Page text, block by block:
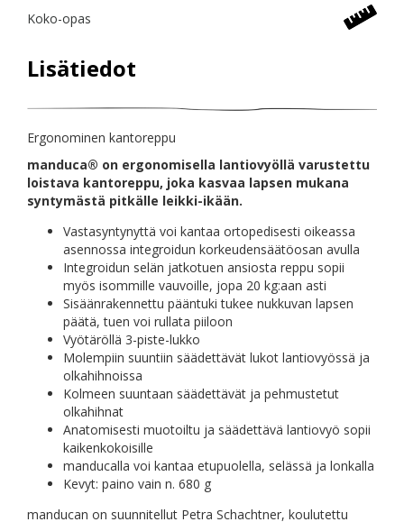
Koko-opas
Lisätiedot
Ergonominen kantoreppu
manduca® on ergonomisella lantiovyöllä varustettu
loistava kantoreppu, joka kasvaa lapsen mukana
syntymästä pitkälle leikki-ikään.
Vastasyntynyttä voi kantaa ortopedisesti oikeassa
asennossa integroidun korkeudensäätöosan avulla
Integroidun selän jatkotuen ansiosta reppu sopii
myös isommille vauvoille, jopa 20 kg:aan asti
Sisäänrakennettu pääntuki tukee nukkuvan lapsen
päätä, tuen voi rullata piiloon
Vyötäröllä 3-piste-lukko
Molempiin suuntiin säädettävät lukot lantiovyössä ja
olkahihnoissa
Kolmeen suuntaan säädettävät ja pehmustetut
olkahihnat
Anatomisesti muotoiltu ja säädettävä lantiovyö sopii
kaikenkokoisille
manducalla voi kantaa etupuolella, selässä ja lonkalla
Kevyt: paino vain n. 680 g
manducan on suunnitellut Petra Schachtner, koulutettu